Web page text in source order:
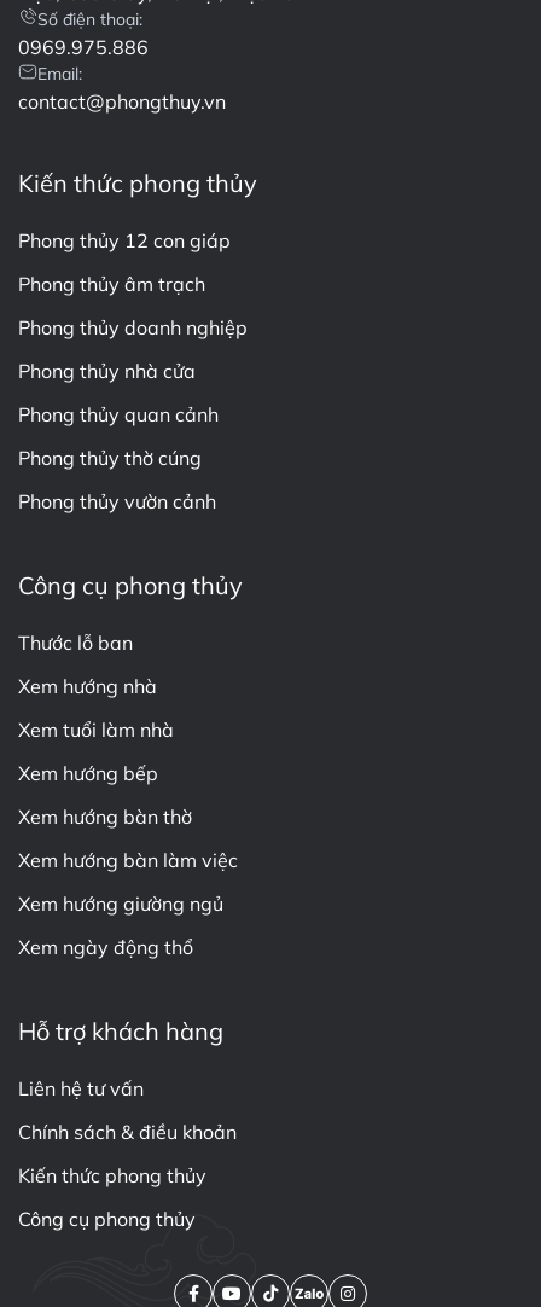
Số điện thoại:
0969.975.886
Email:
contact@phongthuy.vn
Kiến thức phong thủy
Phong thủy 12 con giáp
Phong thủy âm trạch
Phong thủy doanh nghiệp
Phong thủy nhà cửa
Phong thủy quan cảnh
Phong thủy thờ cúng
Phong thủy vườn cảnh
Công cụ phong thủy
Thước lỗ ban
Xem hướng nhà
Xem tuổi làm nhà
Xem hướng bếp
Xem hướng bàn thờ
Xem hướng bàn làm việc
Xem hướng giường ngủ
Xem ngày động thổ
Hỗ trợ khách hàng
Liên hệ tư vấn
Chính sách & điều khoản
Kiến thức phong thủy
Công cụ phong thủy